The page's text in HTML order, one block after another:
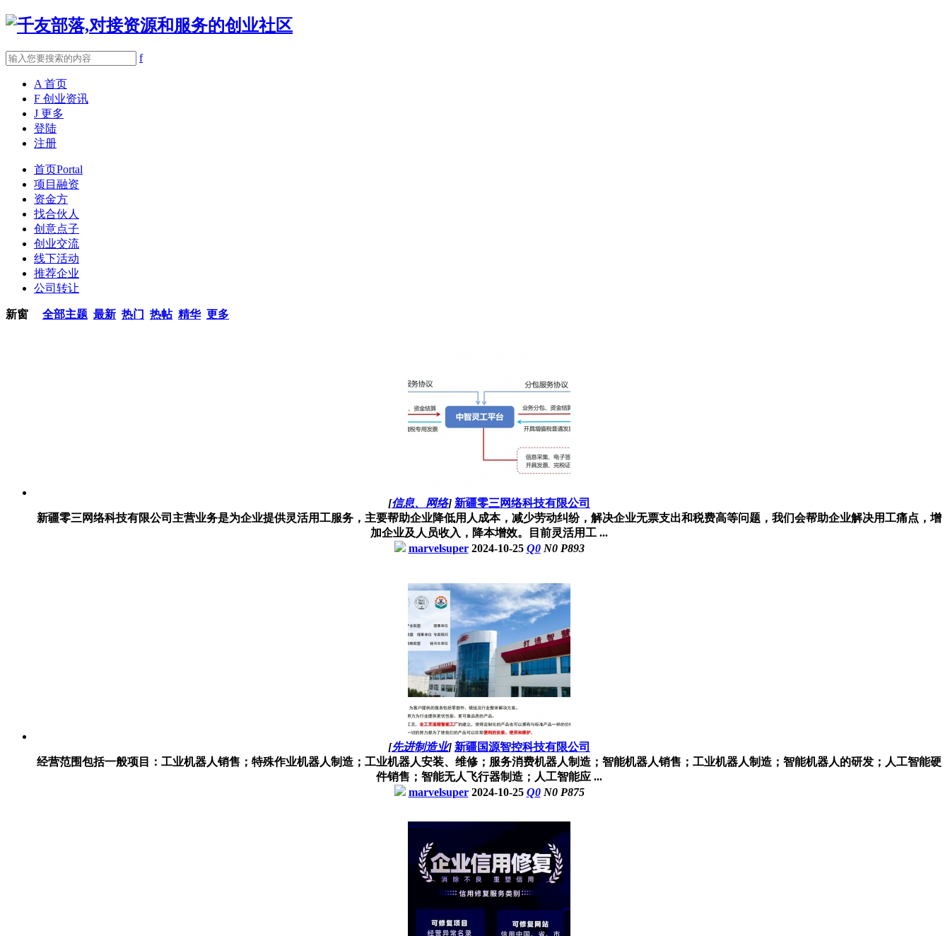
f
A 首页
F 创业资讯
J 更多
登陆
注册
首页Portal
项目融资
资金方
找合伙人
创意点子
创业交流
线下活动
推荐企业
公司转让
新窗 全部主题 最新 热门 热帖 精华 更多
[信息、网络] 新疆零三网络科技有限公司
新疆零三网络科技有限公司主营业务是为企业提供灵活用工服务，主要帮助企业降低用人成本，减少劳动纠纷，解决企业无票支出和税费高等问题，我们会帮助企业解决用工痛点，增
加企业及人员收入，降本增效。目前灵活用工 ...
marvelsuper 2024-10-25 Q0 N0 P893
[先进制造业] 新疆国源智控科技有限公司
经营范围包括一般项目：工业机器人销售；特殊作业机器人制造；工业机器人安装、维修；服务消费机器人制造；智能机器人销售；工业机器人制造；智能机器人的研发；人工智能硬
件销售；智能无人飞行器制造；人工智能应 ...
marvelsuper 2024-10-25 Q0 N0 P875